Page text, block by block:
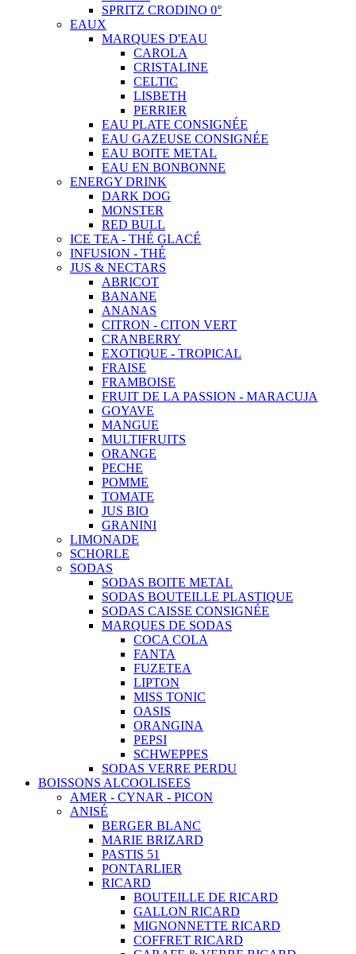
SPRITZ CRODINO 0°
EAUX
MARQUES D'EAU
CAROLA
CRISTALINE
CELTIC
LISBETH
PERRIER
EAU PLATE CONSIGNÉE
EAU GAZEUSE CONSIGNÉE
EAU BOITE METAL
EAU EN BONBONNE
ENERGY DRINK
DARK DOG
MONSTER
RED BULL
ICE TEA - THÉ GLACÉ
INFUSION - THÉ
JUS & NECTARS
ABRICOT
BANANE
ANANAS
CITRON - CITON VERT
CRANBERRY
EXOTIQUE - TROPICAL
FRAISE
FRAMBOISE
FRUIT DE LA PASSION - MARACUJA
GOYAVE
MANGUE
MULTIFRUITS
ORANGE
PECHE
POMME
TOMATE
JUS BIO
GRANINI
LIMONADE
SCHORLE
SODAS
SODAS BOITE METAL
SODAS BOUTEILLE PLASTIQUE
SODAS CAISSE CONSIGNÉE
MARQUES DE SODAS
COCA COLA
FANTA
FUZETEA
LIPTON
MISS TONIC
OASIS
ORANGINA
PEPSI
SCHWEPPES
SODAS VERRE PERDU
BOISSONS ALCOOLISEES
AMER - CYNAR - PICON
ANISÉ
BERGER BLANC
MARIE BRIZARD
PASTIS 51
PONTARLIER
RICARD
BOUTEILLE DE RICARD
GALLON RICARD
MIGNONNETTE RICARD
COFFRET RICARD